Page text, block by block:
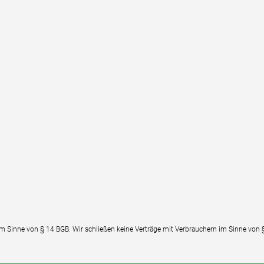
von § 14 BGB. Wir schließen keine Verträge mit Verbrauchern im Sinne von